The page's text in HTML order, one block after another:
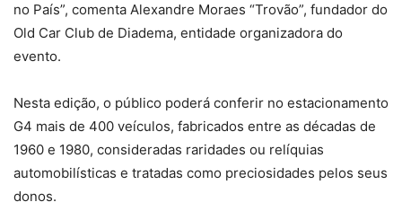
no País”, comenta Alexandre Moraes “Trovão”, fundador do
Old Car Club de Diadema, entidade organizadora do
evento.
Nesta edição, o público poderá conferir no estacionamento
G4 mais de 400 veículos, fabricados entre as décadas de
1960 e 1980, consideradas raridades ou relíquias
automobilísticas e tratadas como preciosidades pelos seus
donos.